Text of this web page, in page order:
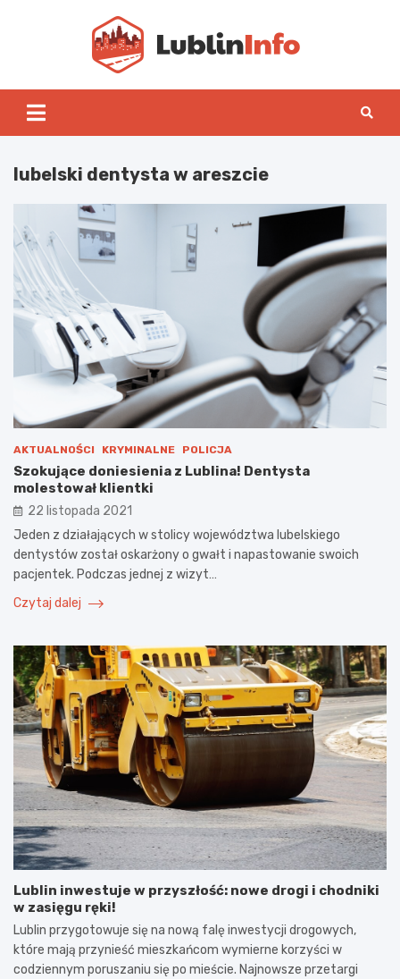
lubelski dentysta w areszcie
AKTUALNOŚCI KRYMINALNE POLICJA
Szokujące doniesienia z Lublina! Dentysta
molestował klientki
22 listopada 2021
Jeden z działających w stolicy województwa lubelskiego
dentystów został oskarżony o gwałt i napastowanie swoich
pacjentek. Podczas jednej z wizyt…
Czytaj dalej
Lublin inwestuje w przyszłość: nowe drogi i chodniki
w zasięgu ręki!
Lublin przygotowuje się na nową falę inwestycji drogowych,
które mają przynieść mieszkańcom wymierne korzyści w
codziennym poruszaniu się po mieście. Najnowsze przetargi